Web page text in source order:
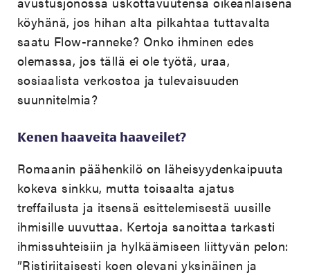
köyhänä, jos hihan alta pilkahtaa tuttavalta
saatu Flow-ranneke? Onko ihminen edes
olemassa, jos tällä ei ole työtä, uraa,
sosiaalista verkostoa ja tulevaisuuden
suunnitelmia?
Kenen haaveita haaveilet?
Romaanin päähenkilö on läheisyydenkaipuuta
kokeva sinkku, mutta toisaalta ajatus
treffailusta ja itsensä esittelemisestä uusille
ihmisille uuvuttaa. Kertoja sanoittaa tarkasti
ihmissuhteisiin ja hylkäämiseen liittyvän pelon:
”Ristiriitaisesti koen olevani yksinäinen ja